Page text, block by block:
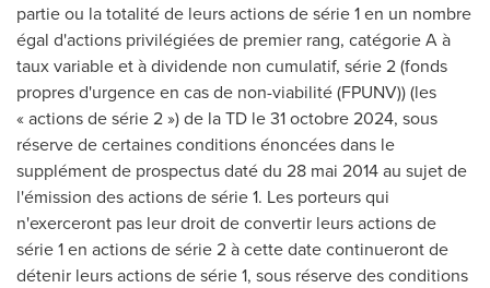
partie ou la totalité de leurs actions de série 1 en un nombre
égal d'actions privilégiées de premier rang, catégorie A à
taux variable et à dividende non cumulatif, série 2 (fonds
propres d'urgence en cas de non-viabilité (FPUNV)) (les
« actions de série 2 ») de la TD le 31 octobre 2024, sous
réserve de certaines conditions énoncées dans le
supplément de prospectus daté du 28 mai 2014 au sujet de
l'émission des actions de série 1. Les porteurs qui
n'exerceront pas leur droit de convertir leurs actions de
série 1 en actions de série 2 à cette date continueront de
détenir leurs actions de série 1, sous réserve des conditions